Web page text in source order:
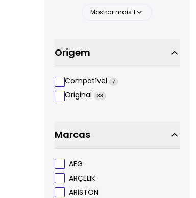
Mostrar mais1
Origem
Compatível 7
Original 33
Marcas
AEG
ARÇELIK
ARISTON